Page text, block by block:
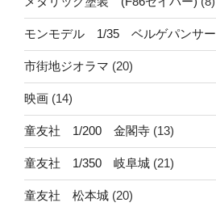
モンモデル 1/35 ベルゲパンサー
市街地ジオラマ (20)
映画 (14)
童友社 1/200 金閣寺 (13)
童友社 1/350 岐阜城 (21)
童友社 松本城 (20)